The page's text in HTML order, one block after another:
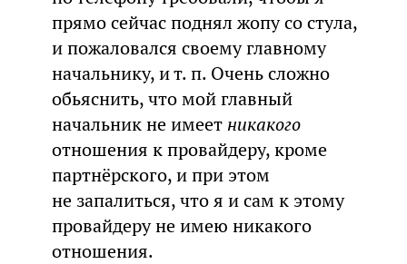
прямо сейчас поднял жопу со стула,
и пожаловался своему главному
начальнику, и т. п. Очень сложно
обьяснить, что мой главный
начальник не имеет никакого
отношения к провайдеру, кроме
партнёрского, и при этом
не запалиться, что я и сам к этому
провайдеру не имею никакого
отношения.